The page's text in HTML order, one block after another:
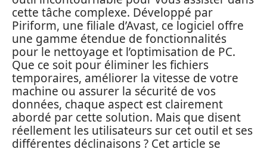
cette tâche complexe. Développé par
Piriform, une filiale d’Avast, ce logiciel offre
une gamme étendue de fonctionnalités
pour le nettoyage et l’optimisation de PC.
Que ce soit pour éliminer les fichiers
temporaires, améliorer la vitesse de votre
machine ou assurer la sécurité de vos
données, chaque aspect est clairement
abordé par cette solution. Mais que disent
réellement les utilisateurs sur cet outil et ses
différentes déclinaisons ? Cet article se